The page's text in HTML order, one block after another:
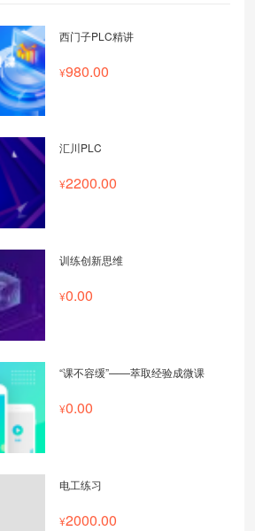
西门子PLC精讲
980.00
汇川PLC
2200.00
训练创新思维
0.00
“课不容缓”——萃取经验成微课
0.00
电工练习
2000.00